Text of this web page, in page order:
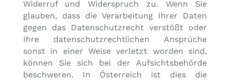
Widerruf und Widerspruch zu. Wenn Sie
glauben, dass die Verarbeitung Ihrer Daten
gegen das Datenschutzrecht verstößt oder
Ihre datenschutzrechtlichen Ansprüche
sonst in einer Weise verletzt worden sind,
können Sie sich bei der Aufsichtsbehörde
beschweren. In Österreich ist dies die